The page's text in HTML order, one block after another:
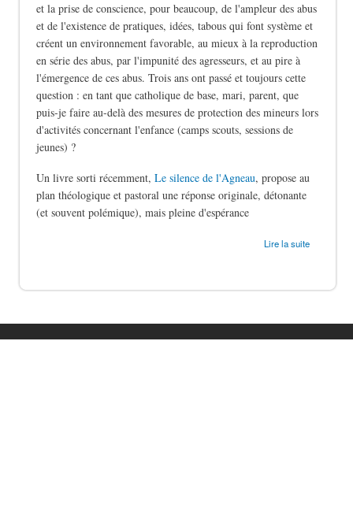
et la prise de conscience, pour beaucoup, de l'ampleur des abus
et de l'existence de pratiques, idées, tabous qui font système et
créent un environnement favorable, au mieux à la reproduction
en série des abus, par l'impunité des agresseurs, et au pire à
l'émergence de ces abus. Trois ans ont passé et toujours cette
question : en tant que catholique de base, mari, parent, que
puis-je faire au-delà des mesures de protection des mineurs lors
d'activités concernant l'enfance (camps scouts, sessions de
jeunes) ?
Un livre sorti récemment, Le silence de l'Agneau, propose au
plan théologique et pastoral une réponse originale, détonante
(et souvent polémique), mais pleine d'espérance
Lire la suite